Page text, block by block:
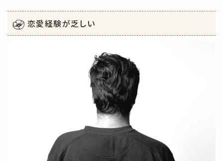
恋愛経験が乏しい